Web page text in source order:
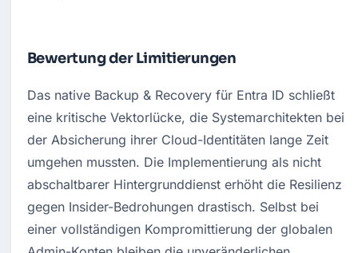
Bewertung der Limitierungen
Das native Backup & Recovery für Entra ID schließt
eine kritische Vektorlücke, die Systemarchitekten bei
der Absicherung ihrer Cloud-Identitäten lange Zeit
umgehen mussten. Die Implementierung als nicht
abschaltbarer Hintergrunddienst erhöht die Resilienz
gegen Insider-Bedrohungen drastisch. Selbst bei
einer vollständigen Kompromittierung der globalen